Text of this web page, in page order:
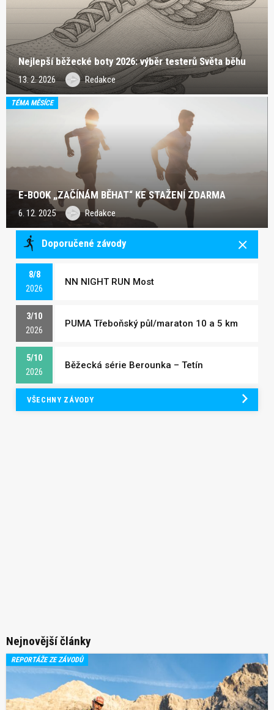
Nejlepší běžecké boty 2026: výběr testerů Světa běhu
13. 2. 2026 Redakce
TÉMA MĚSÍCE
E-BOOK „ZAČÍNÁM BĚHAT“ KE STAŽENÍ ZDARMA
6. 12. 2025 Redakce
Doporučené závody
8/8
2026
NN NIGHT RUN Most
3/10
2026
PUMA Třeboňský půl/maraton 10 a 5 km
5/10
2026
Běžecká série Berounka – Tetín
VŠECHNY ZÁVODY
Nejnovější články
REPORTÁŽE ZE ZÁVODŮ